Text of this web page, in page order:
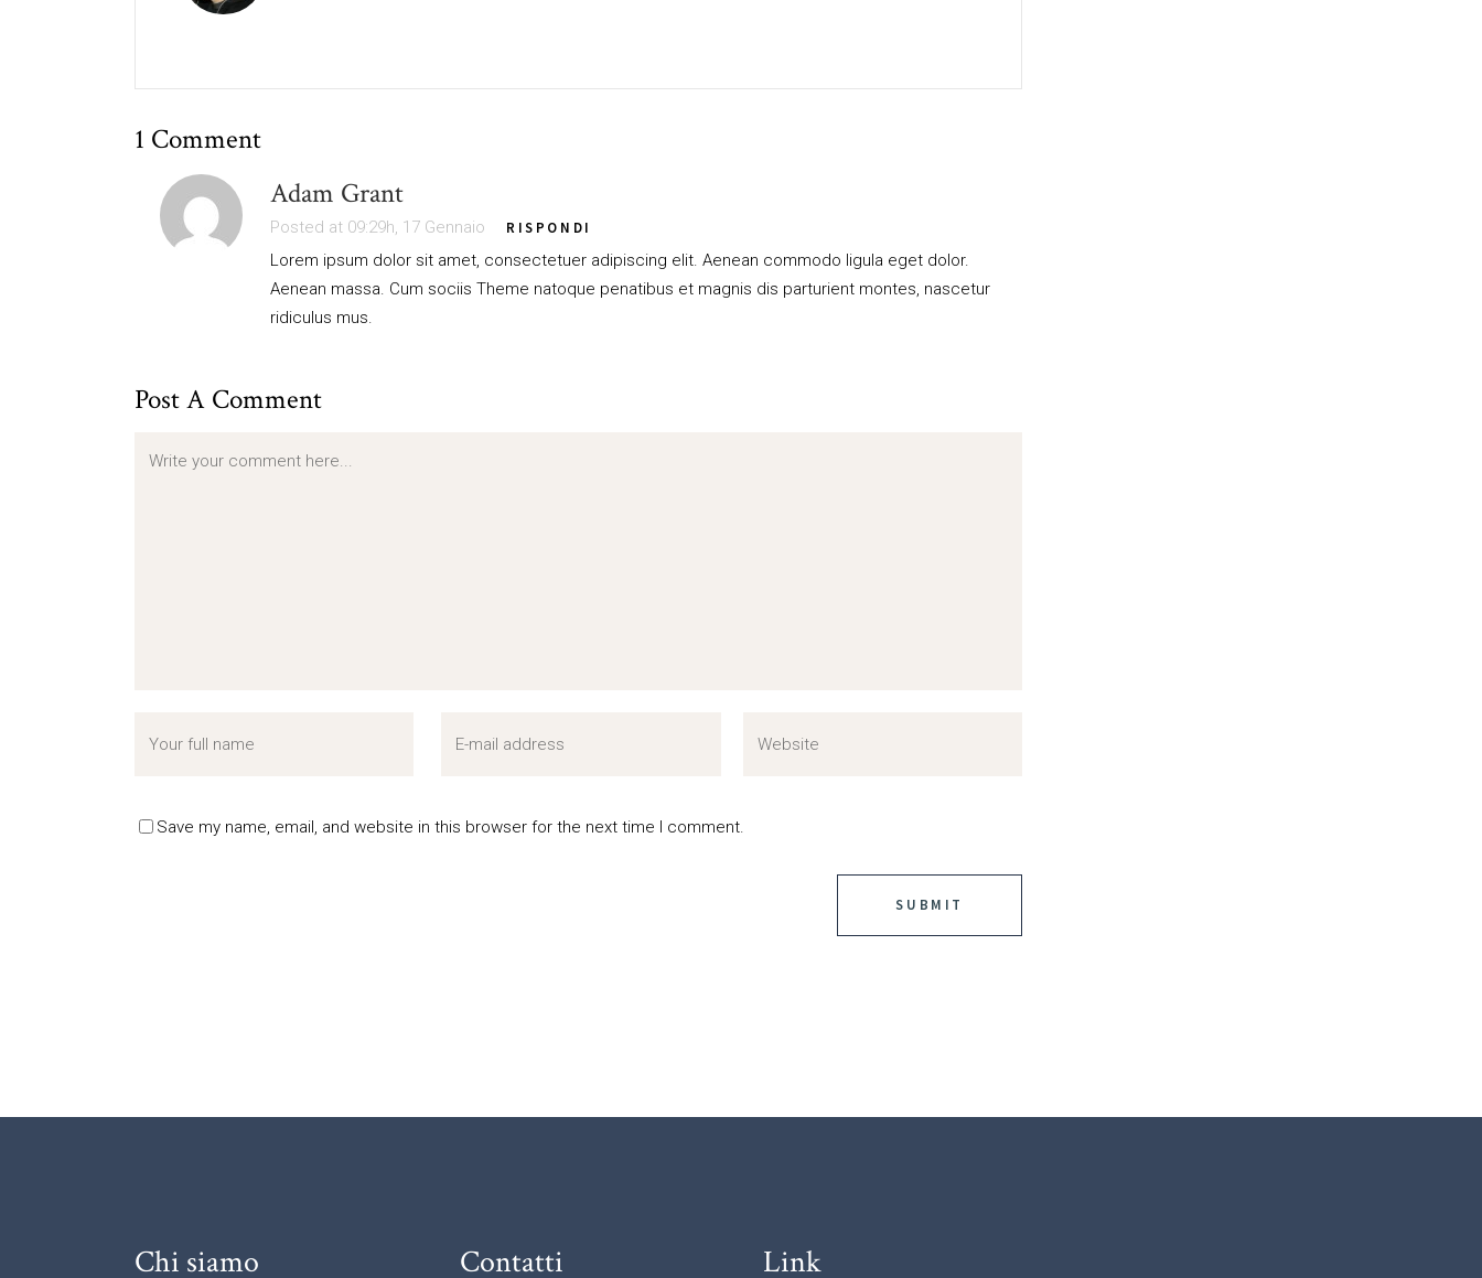
1 Comment
Adam Grant
Posted at 09:29h, 17 Gennaio RISPONDI
Lorem ipsum dolor sit amet, consectetuer adipiscing elit. Aenean commodo ligula eget dolor.
Aenean massa. Cum sociis Theme natoque penatibus et magnis dis parturient montes, nascetur
ridiculus mus.
Post A Comment
Save my name, email, and website in this browser for the next time I comment.
Chi siamo Contatti Link